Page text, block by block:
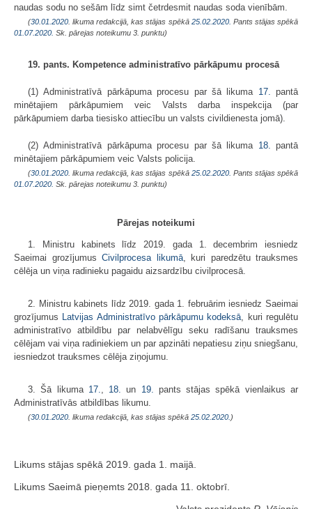
naudas sodu no sešām līdz simt četrdesmit naudas soda vienībām.
(30.01.2020 . likuma redakcijā, kas stājas spēkā 25.02.2020. Pants stājas spēkā
01.07.2020. Sk. pārejas noteikumu 3. punktu)
19. pants. Kompetence administratīvo pārkāpumu procesā
(1) Administratīvā pārkāpuma procesu par šā likuma 17.
pantā
minētajiem pārkāpumiem veic Valsts darba inspekcija (par
pārkāpumiem darba tiesisko attiecību un valsts civildienesta jomā).
(2) Administratīvā pārkāpuma procesu par šā likuma 18.
pantā
minētajiem pārkāpumiem veic Valsts policija.
(30.01.2020 . likuma redakcijā, kas stājas spēkā 25.02.2020. Pants stājas spēkā
01.07.2020. Sk. pārejas noteikumu 3. punktu)
Pārejas noteikumi
1. Ministru kabinets līdz 2019. gada 1. decembrim iesniedz
Saeimai grozījumus Civilprocesa likumā, kuri paredzētu trauksmes
cēlēja un viņa radinieku pagaidu aizsardzību civilprocesā.
2. Ministru kabinets līdz 2019. gada 1. februārim iesniedz Saeimai
grozījumus Latvijas Administratīvo pārkāpumu kodeksā, kuri regulētu
administratīvo atbildību par nelabvēlīgu seku radīšanu trauksmes
cēlējam vai viņa radiniekiem un par apzināti nepatiesu ziņu sniegšanu,
iesniedzot trauksmes cēlēja ziņojumu.
3. Šā likuma 17., 18.un 19. pants stājas spēkā vienlaikus ar
Administratīvās atbildības likumu.
(30.01.2020. likuma redakcijā, kas stājas spēkā 25.02.2020.)
Likums stājas spēkā 2019. gada 1. maijā.
Likums Saeimā pieņemts 2018. gada 11. oktobrī.